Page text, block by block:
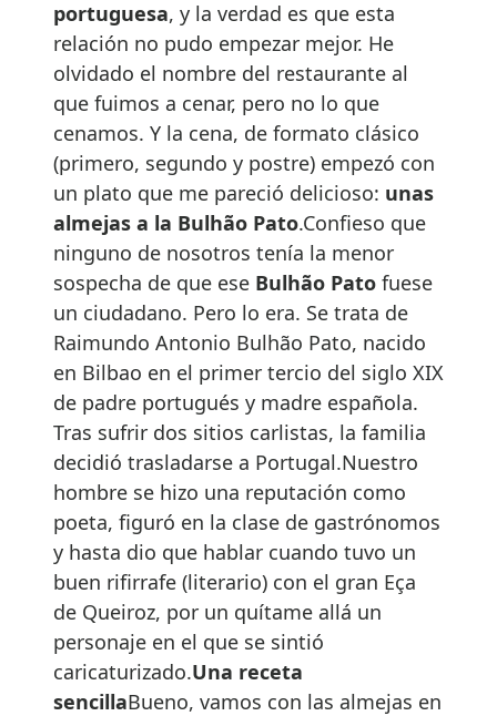
portuguesa, y la verdad es que esta
relación no pudo empezar mejor. He
olvidado el nombre del restaurante al
que fuimos a cenar, pero no lo que
cenamos. Y la cena, de formato clásico
(primero, segundo y postre) empezó con
un plato que me pareció delicioso: unas
almejas a la Bulhão Pato.Confieso que
ninguno de nosotros tenía la menor
sospecha de que ese Bulhão Pato fuese
un ciudadano. Pero lo era. Se trata de
Raimundo Antonio Bulhão Pato, nacido
en Bilbao en el primer tercio del siglo XIX
de padre portugués y madre española.
Tras sufrir dos sitios carlistas, la familia
decidió trasladarse a Portugal.Nuestro
hombre se hizo una reputación como
poeta, figuró en la clase de gastrónomos
y hasta dio que hablar cuando tuvo un
buen rifirrafe (literario) con el gran Eça
de Queiroz, por un quítame allá un
personaje en el que se sintió
caricaturizado.Una receta
sencillaBueno, vamos con las almejas en